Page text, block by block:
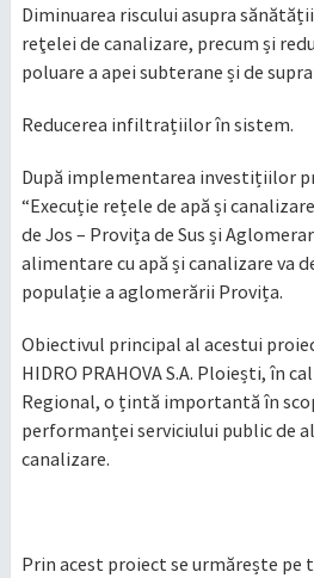
Diminuarea riscului asupra
reţelei de canalizare, precum și
poluare a apei subterane și de
Reducerea infiltrațiilor în sistem.
După implementarea investițiilor
“Execuție rețele de apă și
de Jos – Provița de Sus și
alimentare cu apă și canalizare va
populație a aglomerării Provița.
Obiectivul principal al acestui
HIDRO PRAHOVA S.A. Ploiești, în
Regional, o țintă importantă în
performanței serviciului public de
canalizare.
Prin acest proiect se urmărește pe